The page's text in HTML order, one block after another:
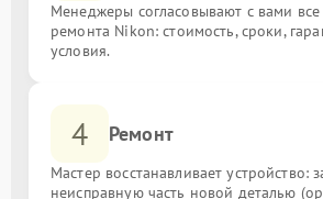
Менеджеры согласовывают с вами все
ремонта Nikon: стоимость, сроки,
условия.
4 Ремонт
Мастер восстанавливает устройство:
неисправную часть новой деталью